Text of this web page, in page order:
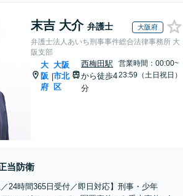
末吉 大介 弁護士 大阪府
弁護士法人あいち刑事事件総合法律事務所 大
阪支部
大
阪
府
|
大阪
市北
区
西梅田駅
から徒歩4
分
営業時間：00:00~
23:59（土日祝日）
当防衛
／24時間365日受付／即日対応】刑事・少年